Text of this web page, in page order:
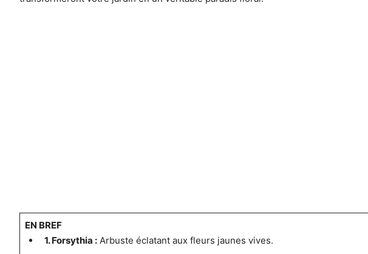
EN BREF
1. Forsythia :Arbuste éclatant aux fleurs jaunes vives.